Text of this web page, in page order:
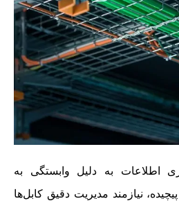
اطلاعات به دلیل وابستگی به
نیازمند مدیریت دقیق کابل‌ها